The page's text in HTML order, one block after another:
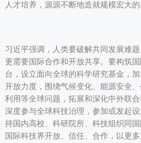
人才培养，源源不断地造就规模宏大的
习近平强调，人类要破解共同发展难
更需要国际合作和开放共享。要构筑
台，设立面向全球的科学研究基金，
开放力度，围绕气候变化、能源安全
利用等全球问题，拓展和深化中外联
深度参与全球科技治理，参加或发起
持国内高校、科研院所、科技组织同
国际科技界开放、信任、合作，以更